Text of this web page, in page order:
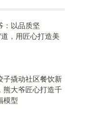
：以品质坚
道，用匠心打造美
子撬动社区餐饮新
熊大爷匠心打造千
模型